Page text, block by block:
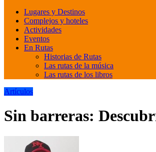
Lugares y Destinos
Complejos y hoteles
Actividades
Eventos
En Rutas
Historias de Rutas
Las rutas de la música
Las rutas de los libros
Artículos
Sin barreras: